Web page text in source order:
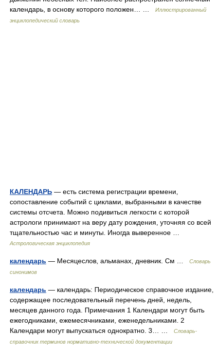
календарь, в основу которого положен… …
Иллюстрированный
энциклопедический словарь
КАЛЕНДАРЬ — есть система регистрации времени,
сопоставление событий с циклами, выбранными в качестве
системы отсчета. Можно подивиться легкости с которой
астрологи принимают на веру дату рождения, уточняя со всей
тщательностью час и минуты. Иногда выверенное …
Астрологическая энциклопедия
календарь — Месяцеслов, альманах, дневник. См …
Словарь
синонимов
календарь — календарь: Периодическое справочное издание,
содержащее последовательный перечень дней, недель,
месяцев данного года. Примечания 1 Календари могут быть
ежегодниками, ежемесячниками, еженедельниками. 2
Календари могут выпускаться однократно. 3… …
Словарь-
справочник терминов нормативно-технической документации